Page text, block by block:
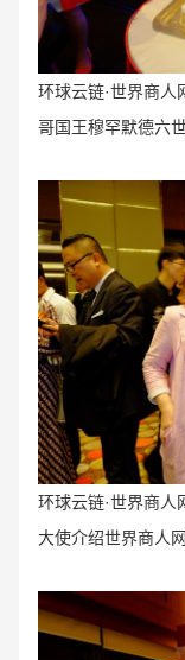
环球云链·世界商人
哥国王穆罕默德六
环球云链·世界商
大使介绍世界商人